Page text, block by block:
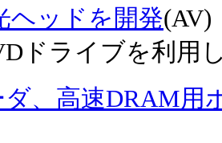
ヘッドを開発(AV)
ドライブを利用
、高速DRAM用